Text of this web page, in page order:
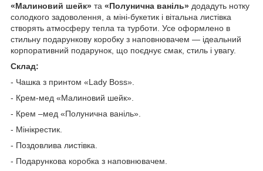
«Малиновий шейк» та «Полунична ваніль» додадуть нотку
солодкого задоволення, а міні-букетик і вітальна листівка
створять атмосферу тепла та турботи. Усе оформлено в
стильну подарункову коробку з наповнювачем — ідеальний
корпоративний подарунок, що поєднує смак, стиль і увагу.
Склад:
- Чашка з принтом «Lady Boss».
- Крем-мед «Малиновий шейк».
- Крем –мед «Полунична ваніль»
- Мінікрестик.
- Поздовлива листівка.
- Подарункова коробка з наповнювачем.